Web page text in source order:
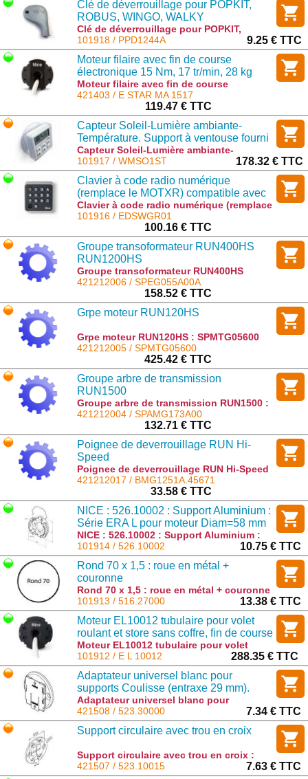
Clé de déverrouillage pour POPKIT,
ROBUS, WINGO, WALKY
Clé de déverrouillage pour POPKIT,
ROBUS, WINGO, WALKY : PPD1244A
101918 / PPD1244A
9.25 € TTC
Moteur filaire avec fin de course
électronique 15 Nm, 17 tr/min, 28 kg
Moteur filaire avec fin de course
électronique 15 Nm, 17 tr/min, 28 kg : E
421403 / E STAR MA 1517
119.47 € TTC
Capteur Soleil-Lumière ambiante-
Température. Support à ventouse fourni
Capteur Soleil-Lumière ambiante-
Température. Support à ventouse fourni :
WMSO1ST
101917 / WMSO1ST
178.32 € TTC
Clavier à code radio numérique
(remplace le MOTXR) compatible avec
tous les récepteurs NICE 433.92Mhz
Clavier à code radio numérique (remplace
le MOTXR) compatible avec tous les
récepteurs NICE 433.92Mhz : EDSWGR01
101916 / EDSWGR01
100.16 € TTC
Groupe transoformateur RUN400HS
RUN1200HS
Groupe transoformateur RUN400HS
RUN1200HS : SPEG055A00A
421212006 / SPEG055A00A
158.52 € TTC
Grpe moteur RUN120HS
Grpe moteur RUN120HS : SPMTG05600
421212005 / SPMTG05600
425.42 € TTC
Groupe arbre de transmission
RUN1500
Groupe arbre de transmission RUN1500 :
SPAMG173A00
421212004 / SPAMG173A00
132.71 € TTC
Poignee de deverrouillage RUN Hi-
Speed
Poignee de deverrouillage RUN Hi-Speed
: BMG1251A.45671
421212017 / BMG1251A.45671
33.58 € TTC
NICE : 526.10002 : Support Aluminium :
Série ERA L pour moteur Diam=58 mm
NICE : 526.10002 : Support Aluminium :
Série ERA L pour moteur Diam=58 mm :
526.10002
101914 / 526.10002
10.75 € TTC
Rond 70 x 1,5 : roue en métal +
couronne
Rond 70 x 1,5 : roue en métal + couronne
: 516.27000
101913 / 516.27000
13.38 € TTC
Moteur EL10012 tubulaire pour volet
roulant et store sans coffre, fin de course
mecanique, Taille L diam 58mm
Moteur EL10012 tubulaire pour volet
roulant et store sans coffre, fin de course
mecanique, Taille L diam 58mm : E L
10012
101912 / E L 10012
288.35 € TTC
Adaptateur universel blanc pour
supports Coulisse (entraxe 29 mm).
Adaptateur universel blanc pour
supports Coulisse (entraxe 29 mm). :
523.30000
421508 / 523.30000
7.34 € TTC
Support circulaire avec trou en croix
Support circulaire avec trou en croix :
523.10015
421507 / 523.10015
7.63 € TTC